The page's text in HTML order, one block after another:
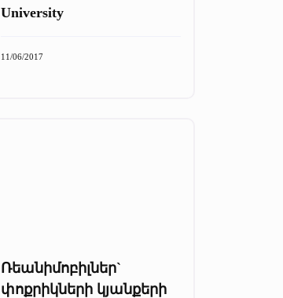
University
11/06/2017
Ռեանիմոբիլներ`
փոքրիկների կյանքերի